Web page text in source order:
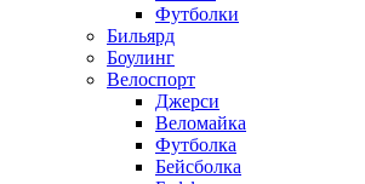
Футболки
Бильярд
Боулинг
Велоспорт
Джерси
Веломайка
Футболка
Бейсболка